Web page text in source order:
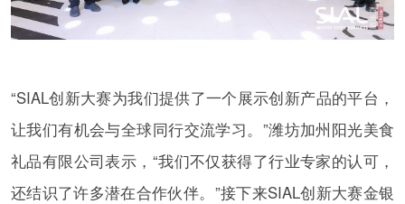
“SIAL创新大赛为我们提供了一个展示创新产品的平台，
让我们有机会与全球同行交流学习。”潍坊加州阳光美食
礼品有限公司表示，“我们不仅获得了行业专家的认可，
还结识了许多潜在合作伙伴。”接下来SIAL创新大赛金银